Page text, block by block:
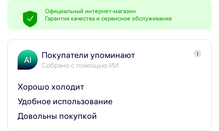
Официальный интернет-магазин
Гарантия качества и сервисное обслуживание
AI Покупатели упоминают
Собрано с помощью ИИ
i
Хорошо холодит
Удобное использование
Довольны покупкой